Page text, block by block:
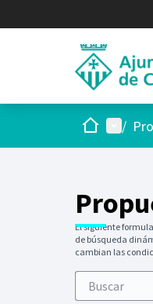
InicioMenú
/
El siguiente
de búsqueda
cambian las